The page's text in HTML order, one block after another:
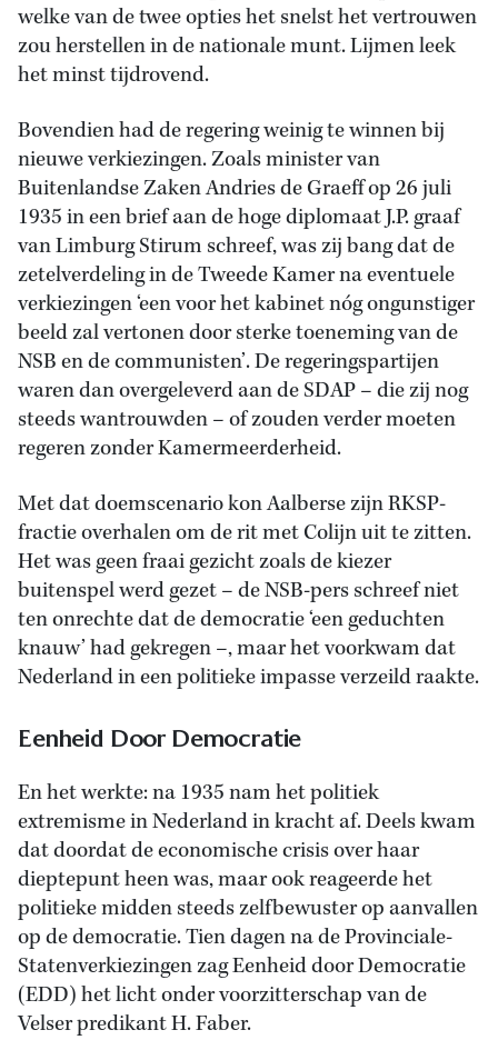
welke van de twee opties het snelst het vertrouwen
zou herstellen in de nationale munt. Lijmen leek
het minst tijdrovend.
Bovendien had de regering weinig te winnen bij
nieuwe verkiezingen. Zoals minister van
Buitenlandse Zaken Andries de Graeff op 26 juli
1935 in een brief aan de hoge diplomaat J.P. graaf
van Limburg Stirum schreef, was zij bang dat de
zetelverdeling in de Tweede Kamer na eventuele
verkiezingen ‘een voor het kabinet nóg ongunstiger
beeld zal vertonen door sterke toeneming van de
NSB en de communisten’. De regeringspartijen
waren dan overgeleverd aan de SDAP – die zij nog
steeds wantrouwden – of zouden verder moeten
regeren zonder Kamermeerderheid.
Met dat doemscenario kon Aalberse zijn RKSP-
fractie overhalen om de rit met Colijn uit te zitten.
Het was geen fraai gezicht zoals de kiezer
buitenspel werd gezet – de NSB-pers schreef niet
ten onrechte dat de democratie ‘een geduchten
knauw’ had gekregen –, maar het voorkwam dat
Nederland in een politieke impasse verzeild raakte.
Eenheid Door Democratie
En het werkte: na 1935 nam het politiek
extremisme in Nederland in kracht af. Deels kwam
dat doordat de economische crisis over haar
dieptepunt heen was, maar ook reageerde het
politieke midden steeds zelfbewuster op aanvallen
op de democratie. Tien dagen na de Provinciale-
Statenverkiezingen zag Eenheid door Democratie
(EDD) het licht onder voorzitterschap van de
Velser predikant H. Faber.